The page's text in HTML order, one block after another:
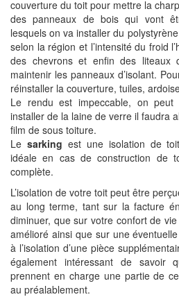
couverture du toit pour mettre la
des panneaux de bois qui vont
lesquels on va installer du
selon la région et l’intensité du froid
des chevrons et enfin des liteaux
maintenir les panneaux d’isolant.
réinstaller la couverture, tuiles,
Le rendu est impeccable, on
installer de la laine de verre il faudra
film de sous toiture.
Le sarking est une isolation de
idéale en cas de construction de
complète.
L’isolation de votre toit peut être
au long terme, tant sur la facture
diminuer, que sur votre confort de
amélioré ainsi que sur une
à l’isolation d’une pièce
également intéressant de savoir
prennent en charge une partie de
au préalablement.